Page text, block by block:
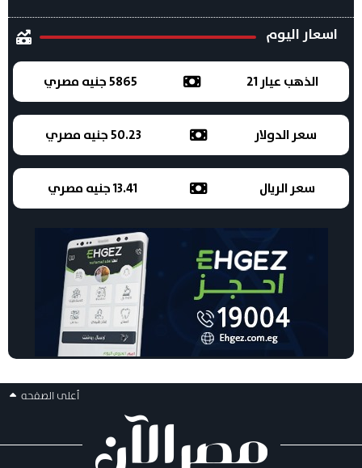
اسعار اليوم
الذهب عيار 21 5865 جنيه مصري
سعر الدولار 50.23 جنيه مصري
سعر الريال 13.41 جنيه مصري
أعلى الصفحه